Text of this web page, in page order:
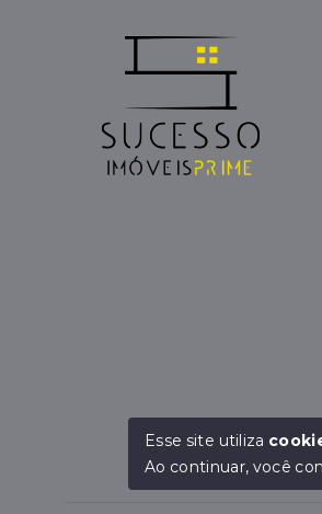
Esse site utiliza
Ao continuar, você